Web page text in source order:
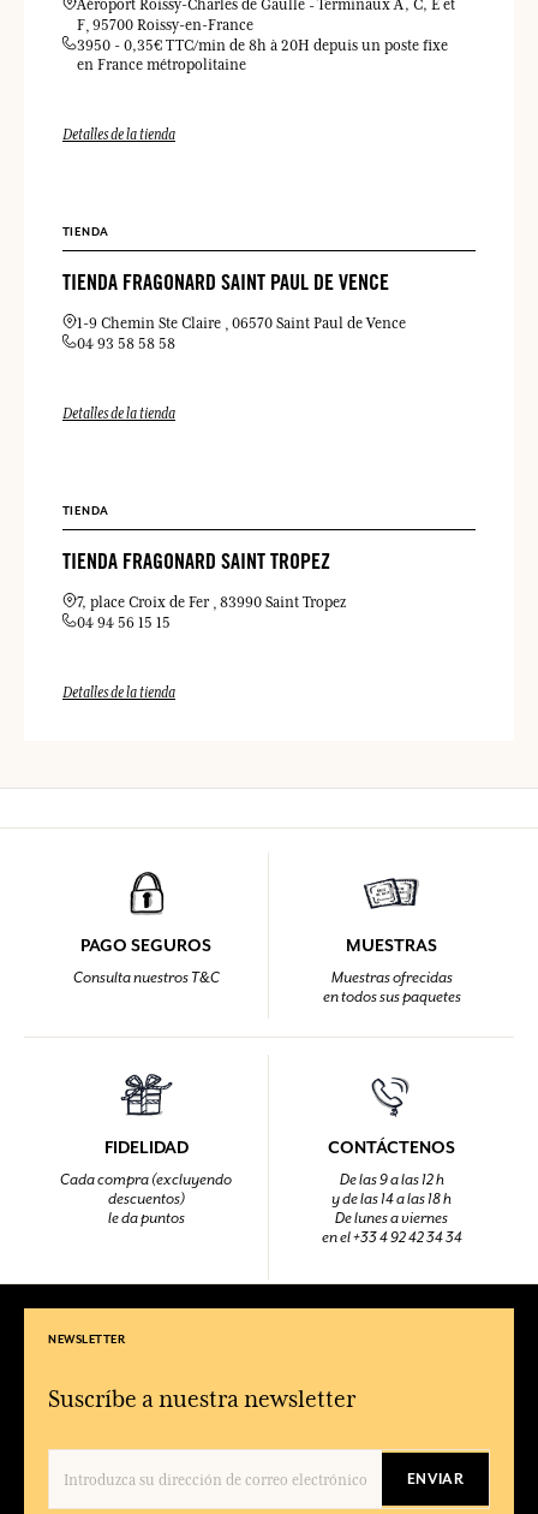
Aéroport Roissy-Charles de Gaulle
Terminaux A, C, E et
F 95700 Roissy-en-France
3950 - 0,35€ TTC/min de 8h à 20H depuis un poste fixe
en France métropolitaine
Detalles de la tienda
TIENDA
TIENDA FRAGONARD SAINT PAUL DE VENCE
1-9 Chemin Ste Claire
06570 Saint Paul de Vence
04 93 58 58 58
Detalles de la tienda
TIENDA
TIENDA FRAGONARD SAINT TROPEZ
7, place Croix de Fer 83990 Saint Tropez
04 94 56 15 15
Detalles de la tienda
PAGO SEGUROS
Consulta nuestros T&C
MUESTRAS
Muestras ofrecidas
en todos sus paquetes
FIDELIDAD
Cada compra (excluyendo
descuentos)
le da puntos
CONTÁCTENOS
De las 9 a las 12 h
y de las 14 a las 18 h
De lunes a viernes
en el +33 4 92 42 34 34
NEWSLETTER
Suscríbe a nuestra newsletter
ENVIAR